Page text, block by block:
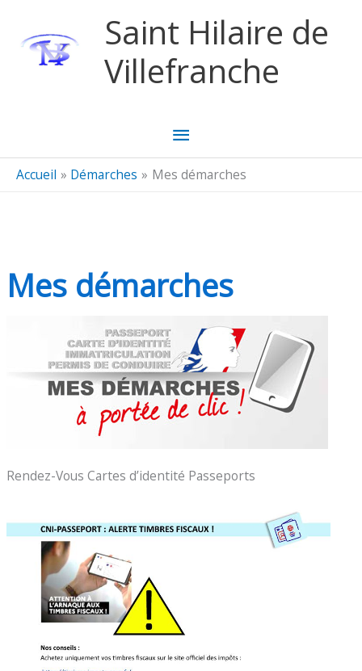
Saint Hilaire de
Villefranche
Menu
principal
Accueil Démarches Mes démarches
Mes démarches
Rendez-Vous Cartes d’identité Passeports